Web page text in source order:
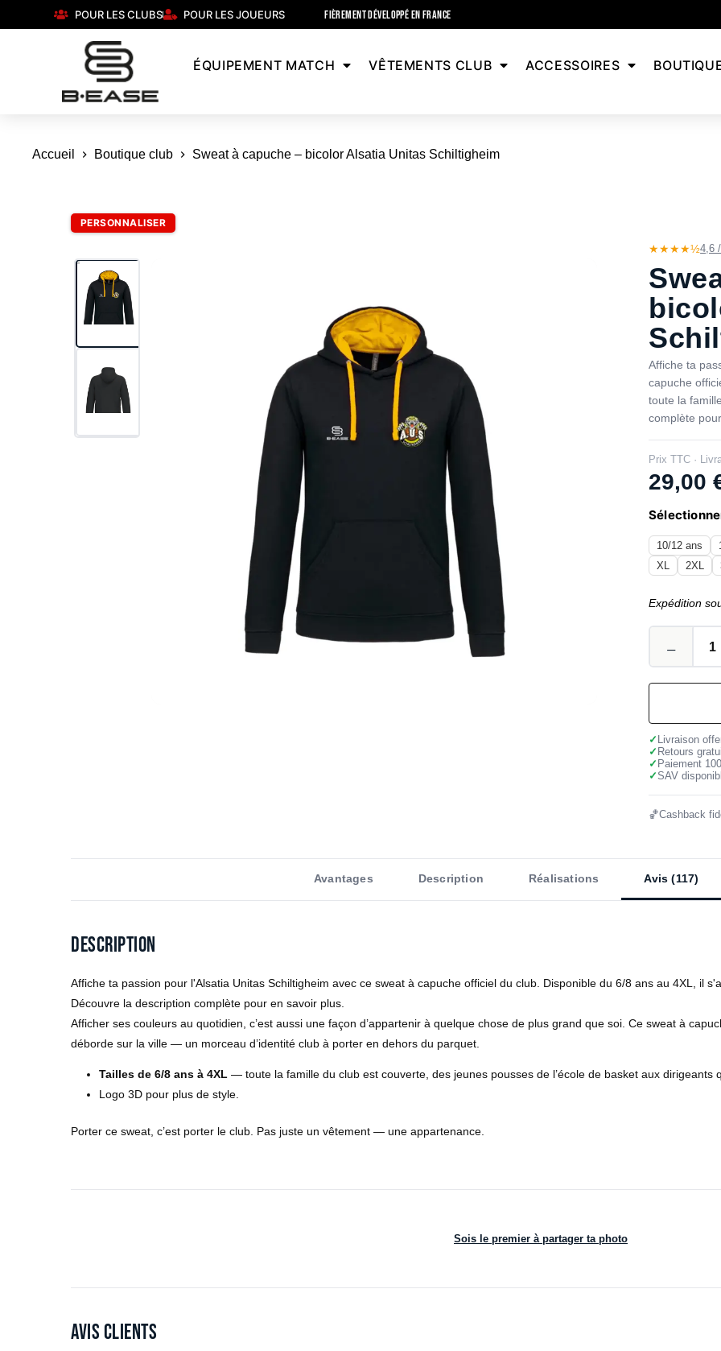
POUR LES CLUBS POUR LES JOUEURS FIÈREMENT DÉVELOPPÉ EN FRANCE
ÉQUIPEMENT MATCH VÊTEMENTS CLUB ACCESSOIRES
Accueil Boutique club Sweat à capuche – bicolor Alsatia Unitas Schiltigheim
PERSONNALISER
★★★★½4,6
Affiche ta
capuche
toute la
complète
Prix TTC ·
29,00
10/12 ans
XL
2XL
Expédition
✓ Livraison
✓ Retours
✓ Paiement
✓SAV
🏀Cashback
Avantages Description Réalisations Avis (117)
Description
Affiche ta passion pour l'Alsatia Unitas Schiltigheim avec ce sweat à capuche officiel du club. Disponible du 6/8 ans au 4XL, il
Découvre la description complète pour en savoir plus.
Afficher ses couleurs au quotidien, c’est aussi une façon d’appartenir à quelque chose de plus grand que soi. Ce sweat à
déborde sur la ville — un morceau d’identité club à porter en dehors du parquet.
Tailles de 6/8 ans à 4XL — toute la famille du club est couverte, des jeunes pousses de l’école de basket aux dirigeants
Logo 3D pour plus de style.
Porter ce sweat, c’est porter le club. Pas juste un vêtement — une appartenance.
Sois le premier à partager ta photo
Avis clients